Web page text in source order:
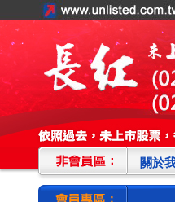
關於